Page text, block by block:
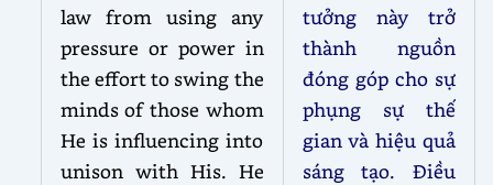
law from using any
pressure or power in
the effort to swing the
minds of those whom
He is influencing into
unison with His. He
tưởng này trở
thành nguồn
đóng góp cho sự
phụng sự thế
gian và hiệu quả
sáng tạo. Điều